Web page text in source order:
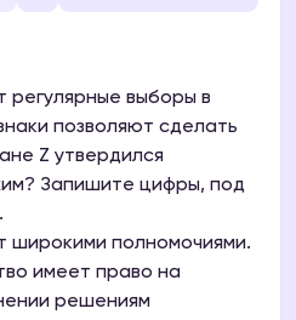
регулярные выборы в
позволяют сделать
Z утвердился
Запишите цифры, под
широкими полномочиями.
имеет право на
решениям